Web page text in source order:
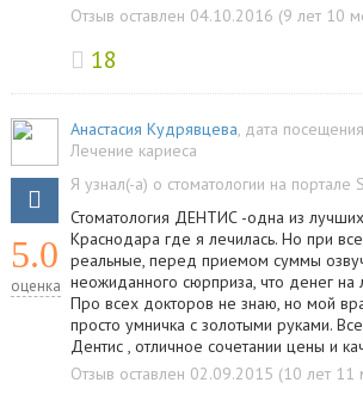
Отзыв оставлен 04.10.2016 (9 лет 10
18
5.0
оценка
Анастасия Кудрявцева, дата
Лечение кариеса
Я узнал(-а) о стоматологии на портале
Стоматология ДЕНТИС -одна из лучших
Краснодара где я лечилась. Но при
реальные, перед приемом суммы
неожиданного сюрприза, что денег на
Про всех докторов не знаю, но мой
просто умничка с золотыми руками.
Дентис , отличное сочетании цены и
Отзыв оставлен 02.09.2015 (10 лет 11